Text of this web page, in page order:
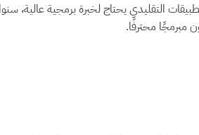
التقليدي يحتاج لخبرة برمجية عالية،
مبرمجًا محترفًا.